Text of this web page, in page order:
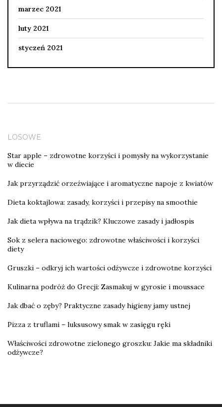
marzec 2021
luty 2021
styczeń 2021
LOSOWE
Star apple – zdrowotne korzyści i pomysły na wykorzystanie
w diecie
Jak przyrządzić orzeźwiające i aromatyczne napoje z kwiatów
Dieta koktajlowa: zasady, korzyści i przepisy na smoothie
Jak dieta wpływa na trądzik? Kluczowe zasady i jadłospis
Sok z selera naciowego: zdrowotne właściwości i korzyści
diety
Gruszki – odkryj ich wartości odżywcze i zdrowotne korzyści
Kulinarna podróż do Grecji: Zasmakuj w gyrosie i moussace
Jak dbać o zęby? Praktyczne zasady higieny jamy ustnej
Pizza z truflami – luksusowy smak w zasięgu ręki
Właściwości zdrowotne zielonego groszku: Jakie ma składniki
odżywcze?